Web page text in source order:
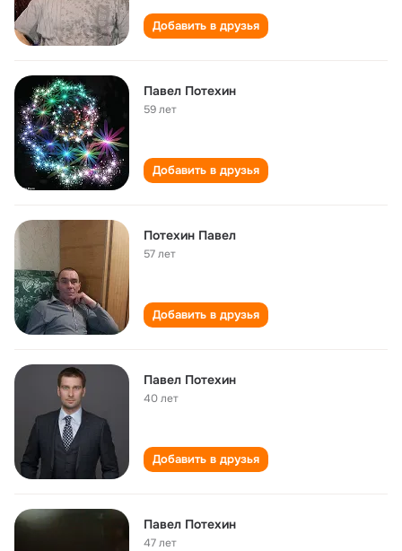
Добавить в друзья
Павел Потехин
59 лет
Добавить в друзья
Потехин Павел
57 лет
Добавить в друзья
Павел Потехин
40 лет
Добавить в друзья
Павел Потехин
47 лет